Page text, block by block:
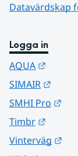
Datavärdskap
Logga in
AQUA
SIMAIR
SMHI Pro
Timbr
Vinterväg